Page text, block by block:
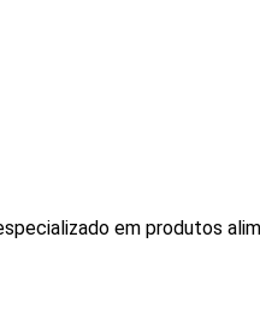
em produtos